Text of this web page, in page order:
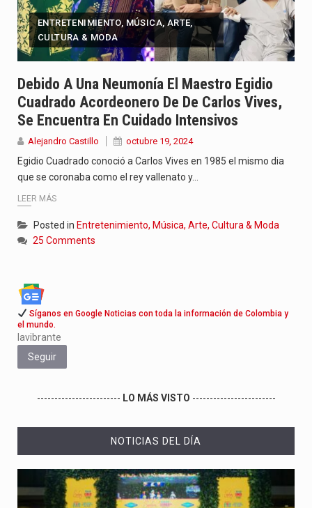
La poeta, cantante, compositora y actriz presenta una nueva edición…
El nuevo sello discográfico fue presentado en Bogotá con un…
ENTRETENIMIENTO, MÚSICA, ARTE,
CULTURA & MODA
Debido A Una Neumonía El Maestro Egidio
Cuadrado Acordeonero De De Carlos Vives,
Se Encuentra En Cuidado Intensivos
Alejandro Castillo octubre 19, 2024
Egidio Cuadrado conoció a Carlos Vives en 1985 el mismo dia
que se coronaba como el rey vallenato y…
LEER MÁS
Posted in Entretenimiento, Música, Arte, Cultura & Moda
25 Comments
Síganos en Google Noticias con toda la información de Colombia y
el mundo.
lavibrante
Seguir
------------------------ LO MÁS VISTO ------------------------
NOTICIAS DEL DÍA